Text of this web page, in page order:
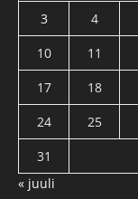
3
4
10
11
17
18
24
25
31
« juuli